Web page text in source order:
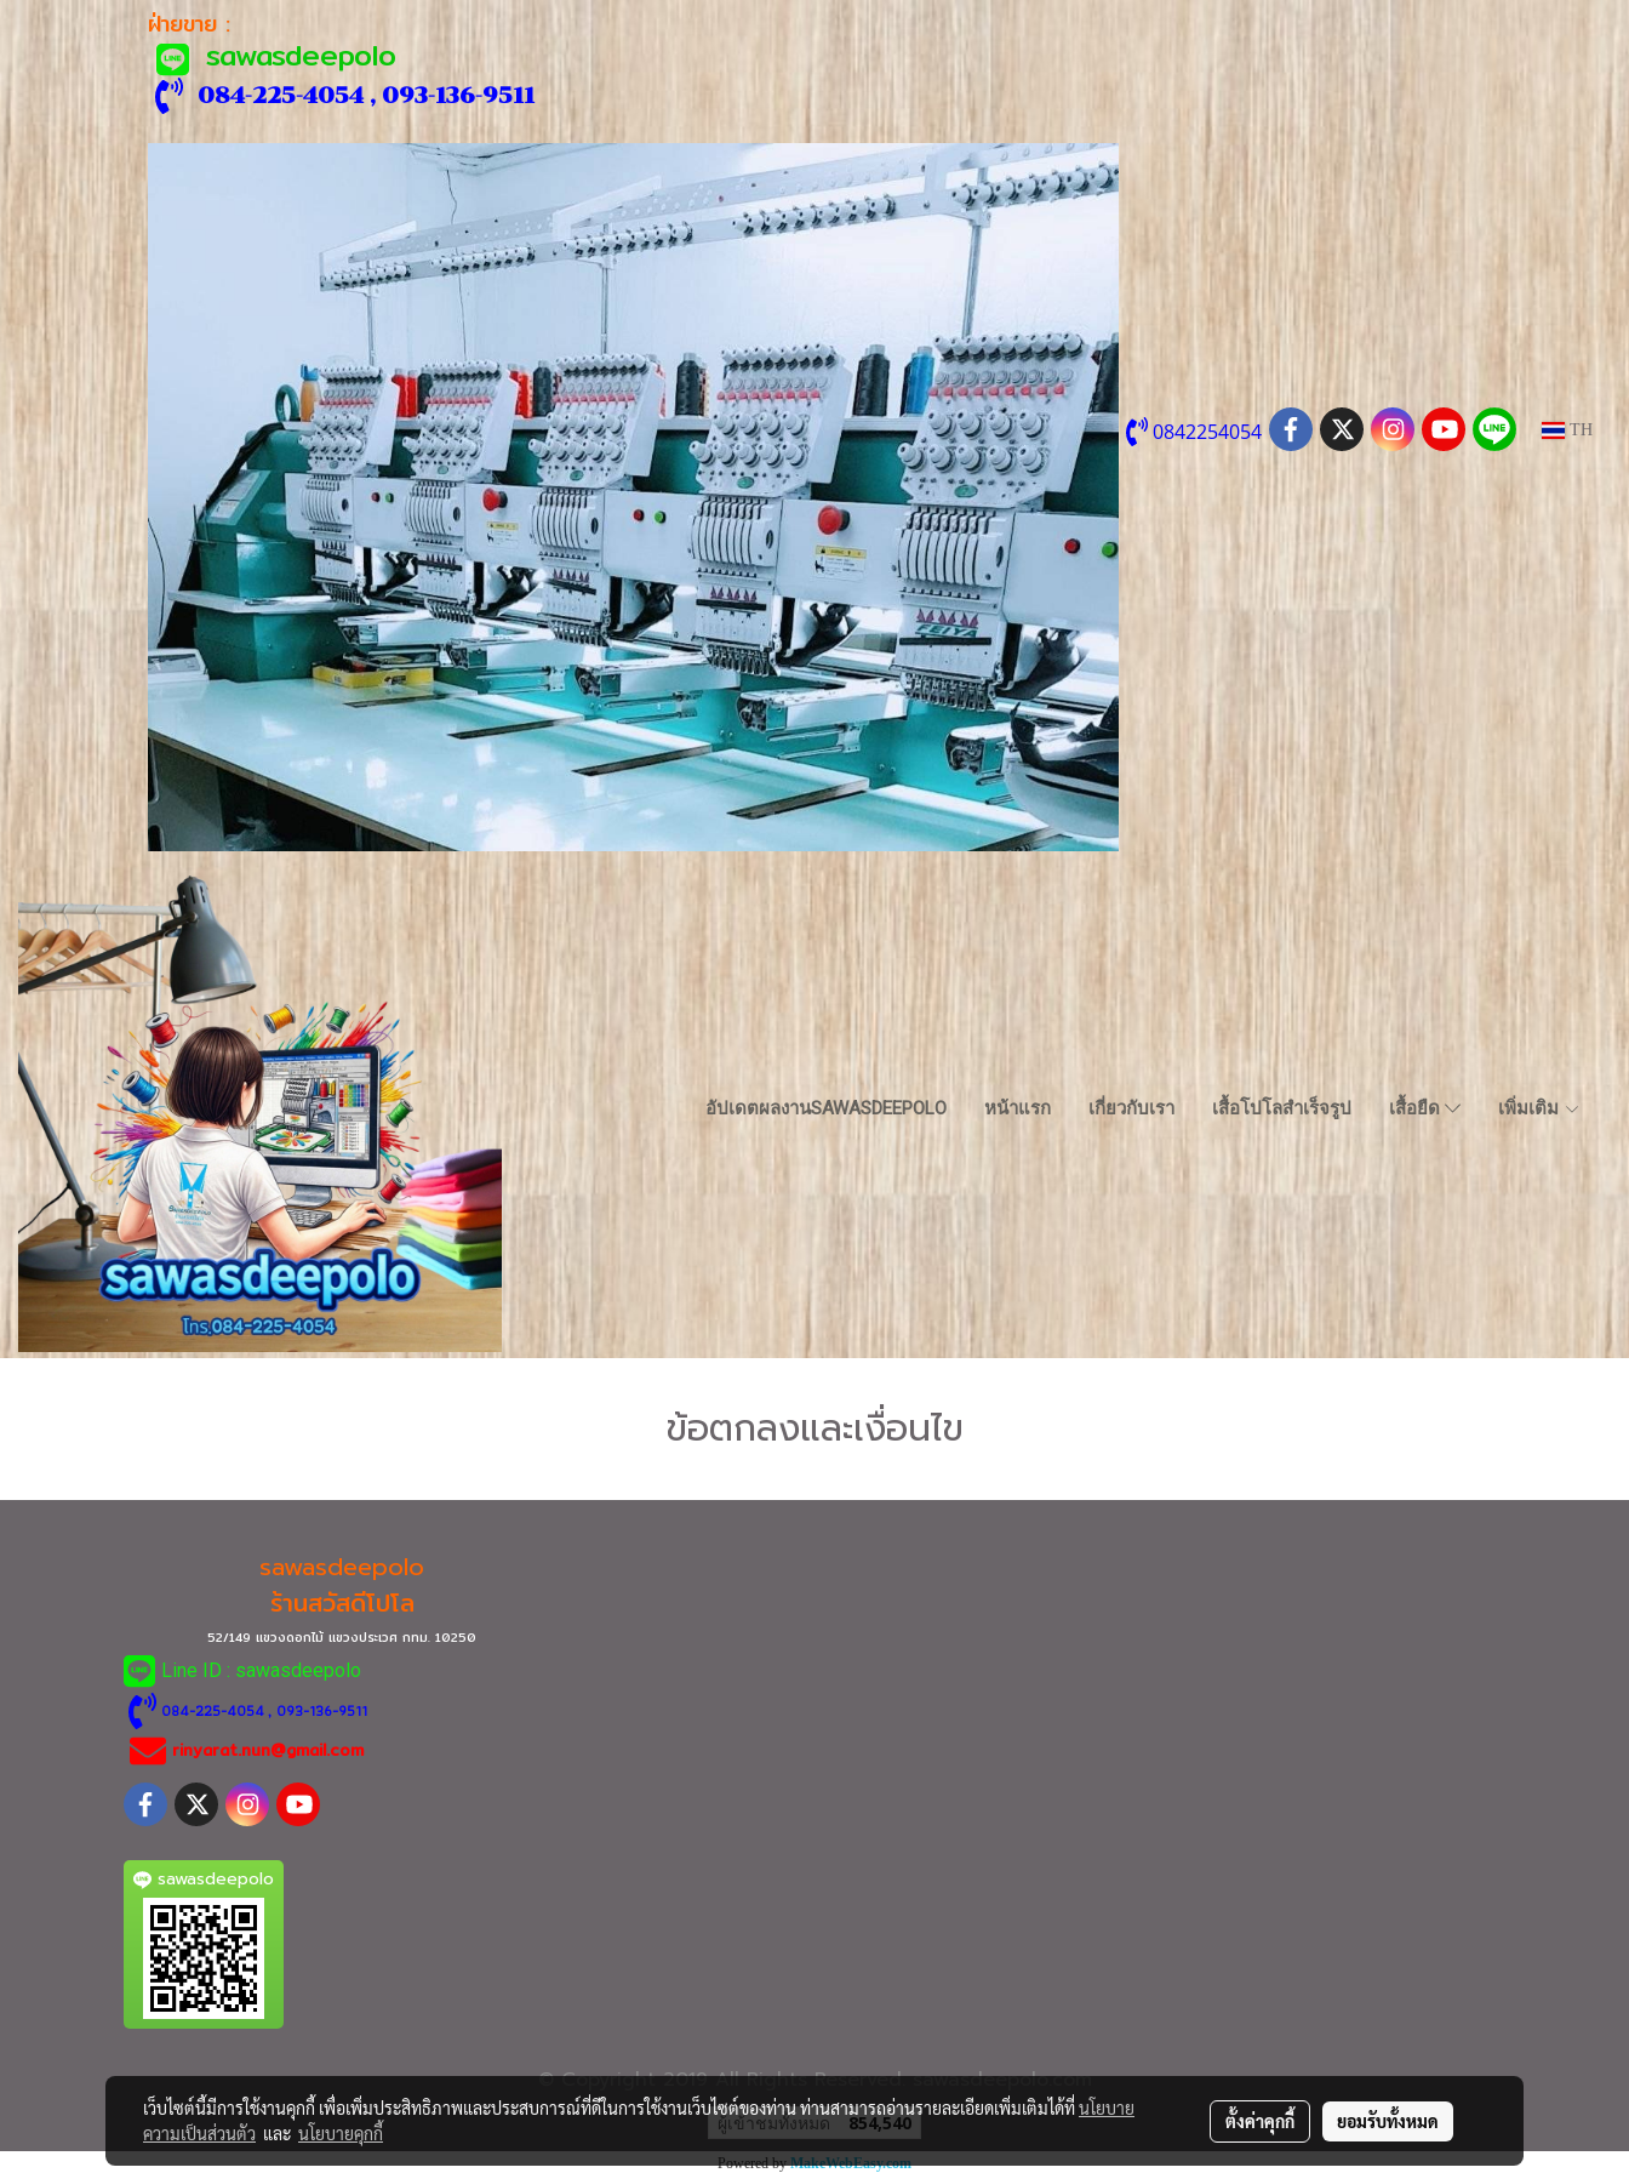
ฝ่ายขาย :
sawasdeepolo
084-225-4054 , 093-136-9511
0842254054 TH
อัปเดตผลงานSAWASDEEPOLO หน้าแรก เกี่ยวกับเรา เสื้อโปโลสำเร็จรูป เสื้อยืด เพิ่มเติม
ข้อตกลงและเงื่อนไข
sawasdeepolo
ร้านสวัสดีโปโล
52/149 แขวงดอกไม้ แขวงประเวศ กทม. 10250
Line ID : sawasdeepolo
084-225-4054, 093-136-9511
rinyarat.nun@gmail.com
sawasdeepolo
© Copyright 2019 All Rights Reserved. sawasdeepolo.com
ผู้เข้าชมวันนี้ 1,427
Powered byMakeWebEasy.com
เว็บไซต์นี้มีการใช้งานคุกกี้ เพื่อเพิ่มประสิทธิภาพและประสบการณ์ที่ดีในการใช้งานเว็บไซต์ของท่าน ท่านสามารถอ่านรายละเอียดเพิ่มเติมได้ที่นโยบาย
ความเป็นส่วนตัว และ นโยบายคุกกี้
ตั้งค่าคุกกี้ ยอมรับทั้งหมด